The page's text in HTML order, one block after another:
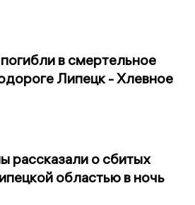
в смертельное
Липецк - Хлевное
рассказали о сбитых
областью в ночь